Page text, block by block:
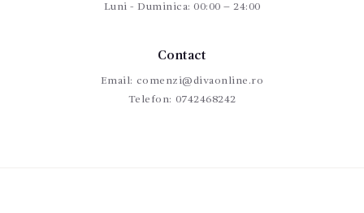
Luni - Duminica: 00:00 – 24:00
Contact
Email: comenzi@divaonline.ro
Telefon: 0742468242